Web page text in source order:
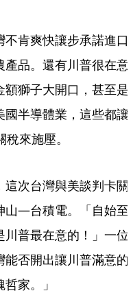
肯爽快讓步承諾進口
品。還有川普很在意
獅子大開口，甚至是
半導體業，這些都讓
來施壓。
次台灣與美談判卡關
山—台積電。「自始至
普最在意的！」一位
否開出讓川普滿意的
家。」